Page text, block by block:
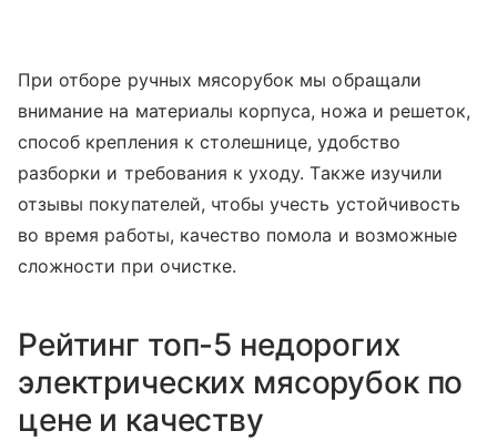
При отборе ручных мясорубок мы обращали
внимание на материалы корпуса, ножа и решеток,
способ крепления к столешнице, удобство
разборки и требования к уходу. Также изучили
отзывы покупателей, чтобы учесть устойчивость
во время работы, качество помола и возможные
сложности при очистке.
Рейтинг топ-5 недорогих
электрических мясорубок по
цене и качеству